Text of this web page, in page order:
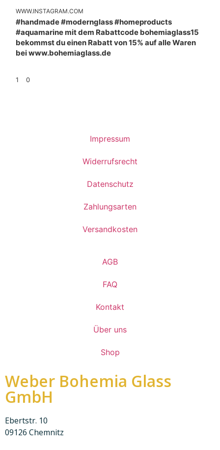
WWW.INSTAGRAM.COM
#handmade #modernglass #homeproducts
#aquamarine mit dem Rabattcode bohemiaglass15
bekommst du einen Rabatt von 15% auf alle Waren
bei www.bohemiaglass.de
1 0
Impressum
Widerrufsrecht
Datenschutz
Zahlungsarten
Versandkosten
AGB
FAQ
Kontakt
Über uns
Shop
Weber Bohemia Glass
GmbH
Ebertstr. 10
09126 Chemnitz